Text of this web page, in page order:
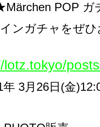
Märchen POP ガ
ンガチャをぜ
lotz.tokyo/
年 3月 26日 (金